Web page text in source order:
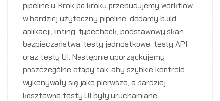
pipeline'u. Krok po kroku przebudujemy workflow
w bardziej użyteczny pipeline: dodamy build
aplikacji, linting, typecheck, podstawowy skan
bezpieczeństwa, testy jednostkowe, testy API
oraz testy UI. Następnie uporządkujemy
poszczególne etapy tak, aby szybkie kontrole
wykonywały się jako pierwsze, a bardziej
kosztowne testy UI były uruchamiane